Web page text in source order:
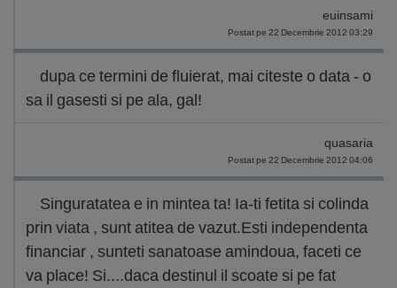
euinsami
Postat pe 22 Decembrie 2012 03:29
dupa ce termini de fluierat, mai citeste o data - o
sa il gasesti si pe ala, gal!
quasaria
Postat pe 22 Decembrie 2012 04:06
Singuratatea e in mintea ta! Ia-ti fetita si colinda
prin viata , sunt atitea de vazut.Esti independenta
financiar , sunteti sanatoase amindoua, faceti ce
va place! Si....daca destinul il scoate si pe fat